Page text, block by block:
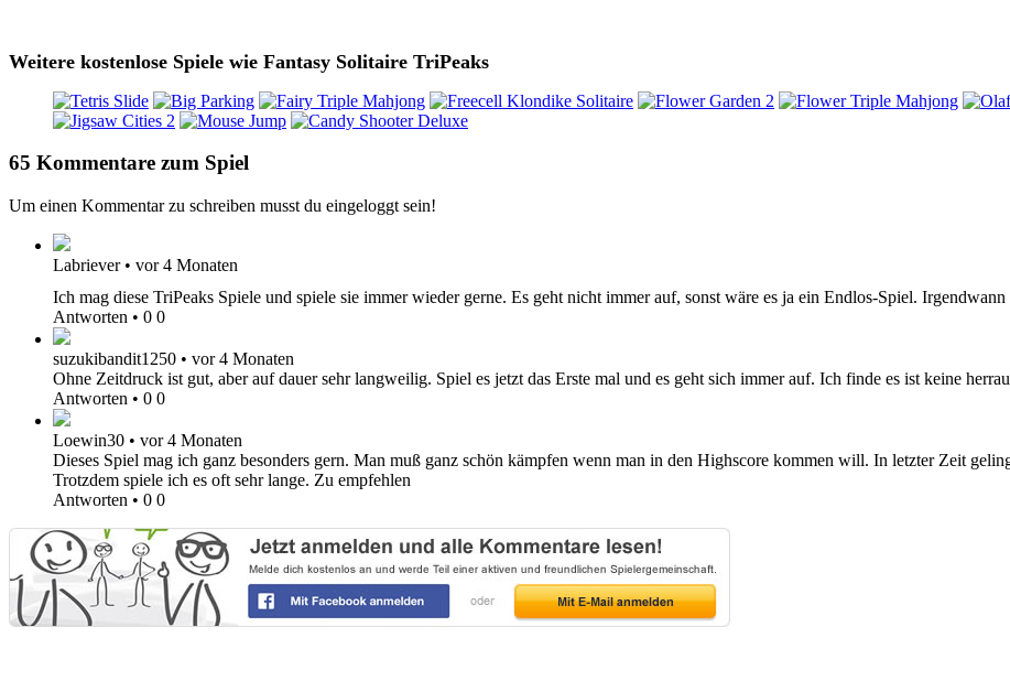
Weitere kostenlose Spiele wie Fantasy Solitaire TriPeaks
65 Kommentare zum Spiel
Um einen Kommentar zu schreiben musst du eingeloggt sein!
Labriever • vor 4 Monaten
Ich mag diese TriPeaks Spiele und spiele sie immer wieder gerne. Es geht nicht immer auf, sonst wäre es ja ein Endlos-Spiel.
Antworten • 0 0
suzukibandit1250 • vor 4 Monaten
Ohne Zeitdruck ist gut, aber auf dauer sehr langweilig. Spiel es jetzt das Erste mal und es geht sich immer auf. Ich finde es ist keine
Antworten • 0 0
Loewin30 • vor 4 Monaten
Dieses Spiel mag ich ganz besonders gern. Man muß ganz schön kämpfen wenn man in den Highscore kommen will. In letzter Zeit
Trotzdem spiele ich es oft sehr lange. Zu empfehlen
Antworten • 0 0